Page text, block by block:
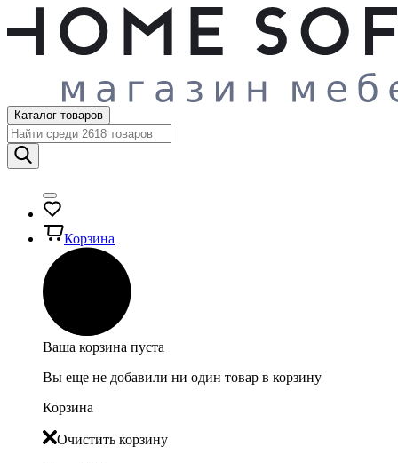
Каталог товаров
Корзина
Ваша корзина пуста
Вы еще не добавили ни один товар в корзину
Корзина
Очистить корзину